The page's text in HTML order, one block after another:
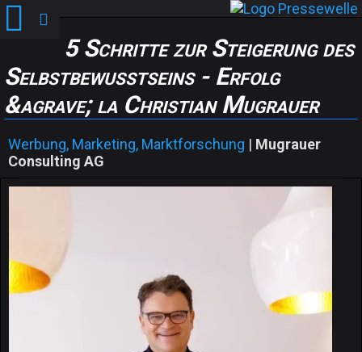
5 Schritte zur Steigerung des
Selbstbewusstseins - Erfolg
&agrave; la Christian Mugrauer
Werbung, Marketing, Marktforschung | Mugrauer
Consulting AG